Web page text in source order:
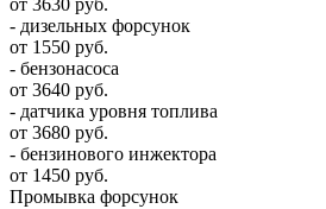
от 3630 руб.
- дизельных форсунок
от 1550 руб.
- бензонасоса
от 3640 руб.
- датчика уровня топлива
от 3680 руб.
- бензинового инжектора
от 1450 руб.
Промывка форсунок